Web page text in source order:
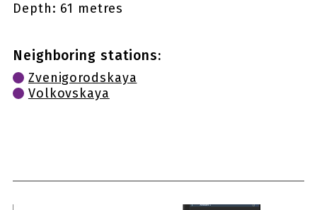
Depth: 61 metres
Neighboring stations:
Zvenigorodskaya
Volkovskaya